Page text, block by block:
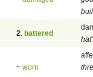
2 battered
hat"
~ worn